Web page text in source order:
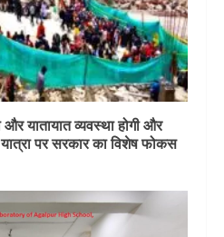
और यातायात व्यवस्था होगी और
पर सरकार का विशेष फोकस